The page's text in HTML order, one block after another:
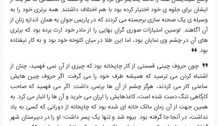
ایشان برای جلوه ی خود اختیار کرده بود با هم اختلاف داشتند. همه برتری خود را به
وسیله ی یک صحنه سازی برجسته می کردند که در پاریس جوان به همان اندازه زنان از
آن آگاهند. لوسین امتیازات صوری گران بهایی را از مادر خود ارث برده بود که برتری
های آن در چشم وی نمایان بود، اما این طلا در میان کلوخه خود بود و به کار نیفتاده
بود.
چون حروف چینی قسمتی از کار چاپخانه بود که چیزی از آن نمی فهمید، چنان از
اشتباه کردن می ترسید که همیشه طرف خود را می گرفت. اگر حروف چین هایش
ساعتی کار می کردند، هرگز چشم از آن ها برنمی داشت. اگر می فهمید که صاحب
کارگاهی تنگ دست شده است، کاغذهایش را ارزان می خرید و آن ها را انبار می کرد. به
همین جهت از آن زمان مالک خانه ای شده بود که چاپخانه از دورانی که کسی به یاد
نداشت، در آنجا جا گرفته بود. بیوه شد و تنها یک پسر داشت؛ او را در دبیرستان شهر